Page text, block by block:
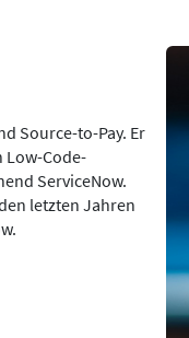
Source-to-Pay. Er
Code-
ServiceNow.
letzten Jahren